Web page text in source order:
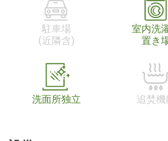
駐車場
(近隣含)
室内洗
置き
洗面所独立 追焚機